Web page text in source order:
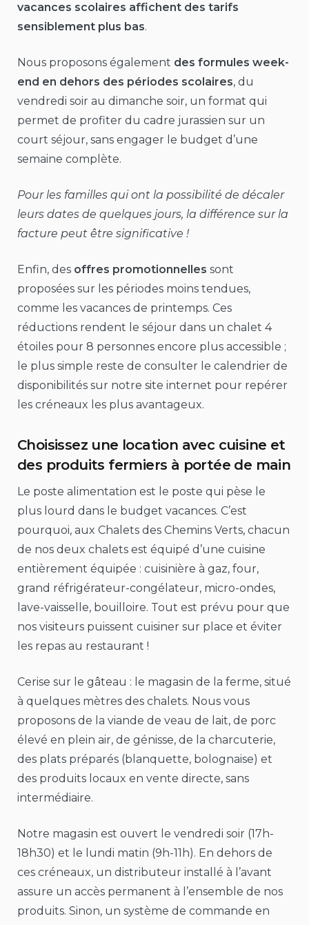
vacances scolaires affichent des tarifs
sensiblement plus bas.
Nous proposons également des formules week-
end en dehors des périodes scolaires, du
vendredi soir au dimanche soir, un format qui
permet de profiter du cadre jurassien sur un
court séjour, sans engager le budget d’une
semaine complète.
Pour les familles qui ont la possibilité de décaler
leurs dates de quelques jours, la différence sur la
facture peut être significative !
Enfin, des offres promotionnelles sont
proposées sur les périodes moins tendues,
comme les vacances de printemps. Ces
réductions rendent le séjour dans un chalet 4
étoiles pour 8 personnes encore plus accessible ;
le plus simple reste de consulter le calendrier de
disponibilités sur notre site internet pour repérer
les créneaux les plus avantageux.
Choisissez une location avec cuisine et
des produits fermiers à portée de main
Le poste alimentation est le poste qui pèse le
plus lourd dans le budget vacances. C’est
pourquoi, aux Chalets des Chemins Verts, chacun
de nos deux chalets est équipé d’une cuisine
entièrement équipée : cuisinière à gaz, four,
grand réfrigérateur-congélateur, micro-ondes,
lave-vaisselle, bouilloire. Tout est prévu pour que
nos visiteurs puissent cuisiner sur place et éviter
les repas au restaurant !
Cerise sur le gâteau : le magasin de la ferme, situé
à quelques mètres des chalets. Nous vous
proposons de la viande de veau de lait, de porc
élevé en plein air, de génisse, de la charcuterie,
des plats préparés (blanquette, bolognaise) et
des produits locaux en vente directe, sans
intermédiaire.
Notre magasin est ouvert le vendredi soir (17h-
18h30) et le lundi matin (9h-11h). En dehors de
ces créneaux, un distributeur installé à l’avant
assure un accès permanent à l’ensemble de nos
produits. Sinon, un système de commande en